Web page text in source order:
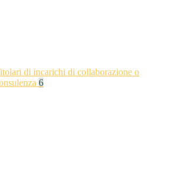
di incarichi di collaborazione o
6